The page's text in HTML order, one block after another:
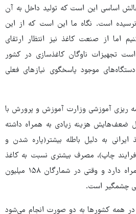
اساسی این است که تولید داخل به آن
است. نگاه ما این است که از این
اما از صنعت کاغذ نیز انتظار ارتقای
تجهیزات ناوگان کاغذسازی در کشور
موجود پاسخگوی نیازهای فعلی
ریزی آموزشی وزارت آموزش و پرورش با
ضعف‌هایش هزینه زیادی به همراه داشته
به دلیل باطله بیشتر(پاره شدن و
چاپ)، مصرف بیشتری نسبت به کاغذ
خارجی برای چاپ کتاب به همراه دارد و وقتی در شمارگان ۱۵۸ میلیون
چشمگیر است.
در همه کشورها به دو صورت انجام می‌شود